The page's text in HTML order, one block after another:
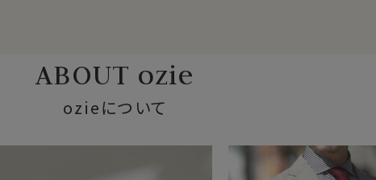
ABOUT ozie
ozieについて